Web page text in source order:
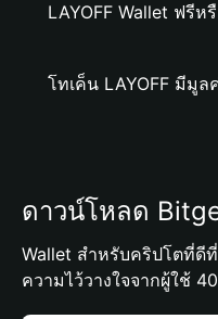
LAYOFF Wallet ฟรีห
โทเค็น LAYOFF มีมูล
ดาวน์โหลด
Wallet สำหรับคริปโตที่ดี
ความไว้วางใจจากผู้ใช้